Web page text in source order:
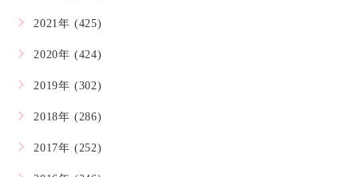
2021年 (425)
2020年 (424)
2019年 (302)
2018年 (286)
2017年 (252)